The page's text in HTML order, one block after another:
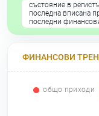
състояние в
последна вписана
последни
ФИНАНСОВИ
общо приходи